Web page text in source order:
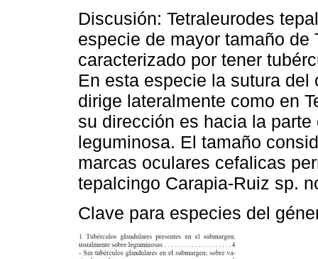
Discusión: Tetraleurodes
especie de mayor tamaño de
caracterizado por tener
En esta especie la sutura
dirige lateralmente como en
su dirección es hacia la
leguminosa. El tamaño
marcas oculares cefalicas
tepalcingo Carapia-Ruiz sp.
Clave para especies del